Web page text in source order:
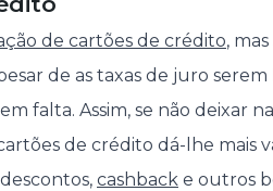
de cartões de crédito,
de as taxas de juro serem
falta. Assim, se não deixar
de crédito dá-lhe mais
cashback e outros